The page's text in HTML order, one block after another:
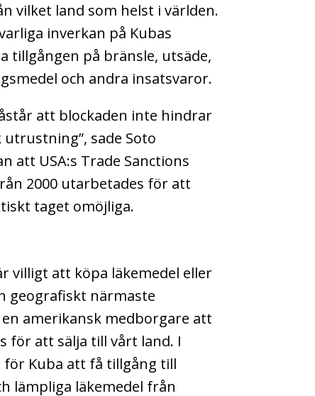
vilket land som helst i världen.
inverkan på Kubas
tillgången på bränsle, utsäde,
och andra insatsvaror.
att blockaden inte hindrar
sade Soto
att USA:s Trade Sanctions
2000 utarbetades för att
taget omöjliga.
villigt att köpa läkemedel eller
geografiskt närmaste
amerikansk medborgare att
för att sälja till vårt land. I
Kuba att få tillgång till
lämpliga läkemedel från